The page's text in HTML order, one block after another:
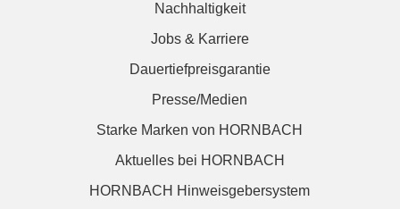
Nachhaltigkeit
Jobs & Karriere
Dauertiefpreisgarantie
Presse/Medien
Starke Marken von HORNBACH
Aktuelles bei HORNBACH
HORNBACH Hinweisgebersystem